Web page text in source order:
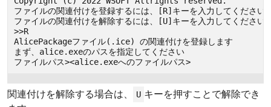
関連付けを解除する場合は、 U キーを押すことで解除でき